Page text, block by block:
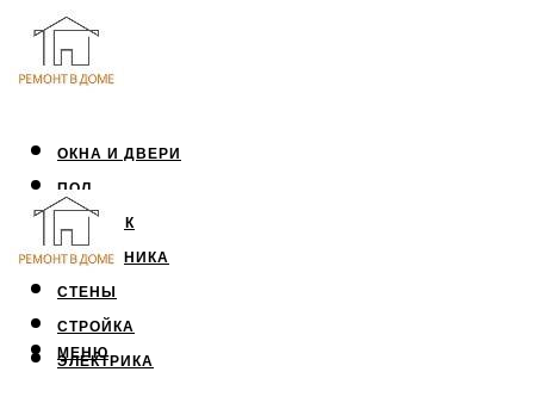
ОКНА И ДВЕРИ
ПОЛ
ПОТОЛОК
САНТЕХНИКА
СТЕНЫ
СТРОЙКА
ЭЛЕКТРИКА
МЕНЮ